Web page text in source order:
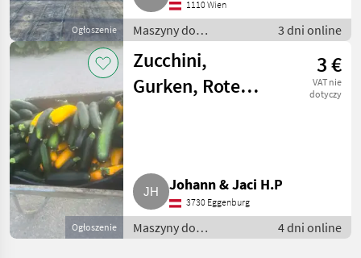
Ogłoszenie
1110 Wien
Maszyny do
warzywnictwa / Inne
maszyny do
warzywnictwa
3 dni online
Ogłoszenie
Zucchini,
Gurken, Rote
3 €
VAT nie
dotyczy
Johann & Jaci H.P
3730 Eggenburg
Maszyny do
warzywnictwa / Inne
4 dni online